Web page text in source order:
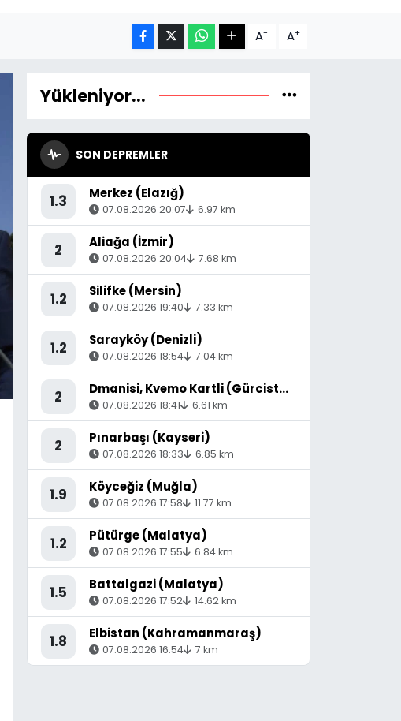
A- A+
Yükleniyor...
SON DEPREMLER
1.3 Merkez (Elazığ)
07.08.2026 20:07 6.97 km
2 Aliağa (İzmir)
07.08.2026 20:04 7.68 km
1.2 Silifke (Mersin)
07.08.2026 19:40 7.33 km
1.2 Sarayköy (Denizli)
07.08.2026 18:54 7.04 km
2 Dmanisi, Kvemo Kartli (Gürcistan) - [53.36 km] Akyaka (Kars)
07.08.2026 18:41 6.61 km
2 Pınarbaşı (Kayseri)
07.08.2026 18:33 6.85 km
1.9 Köyceğiz (Muğla)
07.08.2026 17:58 11.77 km
1.2 Pütürge (Malatya)
07.08.2026 17:55 6.84 km
1.5 Battalgazi (Malatya)
07.08.2026 17:52 14.62 km
1.8 Elbistan (Kahramanmaraş)
07.08.2026 16:54 7 km